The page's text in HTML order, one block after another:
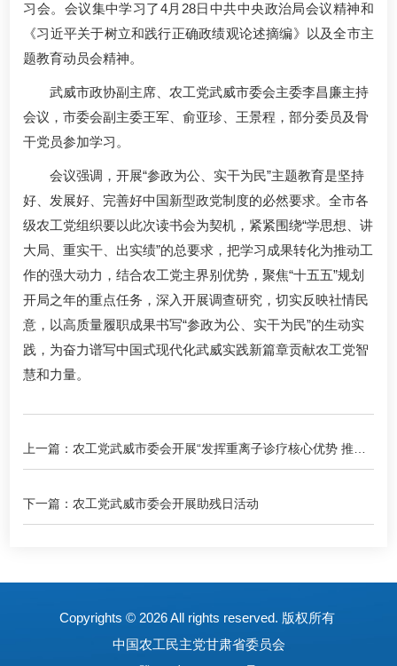
习会。会议集中学习了4月28日中共中央政治局会议精神和
《习近平关于树立和践行正确政绩观论述摘编》以及全市主
题教育动员会精神。
武威市政协副主席、农工党武威市委会主委李昌廉主持
会议，市委会副主委王军、俞亚珍、王景程，部分委员及骨
干党员参加学习。
会议强调，开展“参政为公、实干为民”主题教育是坚持
好、发展好、完善好中国新型政党制度的必然要求。全市各
级农工党组织要以此次读书会为契机，紧紧围绕“学思想、讲
大局、重实干、出实绩”的总要求，把学习成果转化为推动工
作的强大动力，结合农工党主界别优势，聚焦“十五五”规划
开局之年的重点任务，深入开展调查研究，切实反映社情民
意，以高质量履职成果书写“参政为公、实干为民”的生动实
践，为奋力谱写中国式现代化武威实践新篇章贡献农工党智
慧和力量。
上一篇：农工党武威市委会开展“发挥重离子诊疗核心优势 推动
武威消费动能提档升级”专题调研
下一篇：农工党武威市委会开展助残日活动
Copyrights © 2026 All rights reserved. 版权所有
中国农工民主党甘肃省委员会